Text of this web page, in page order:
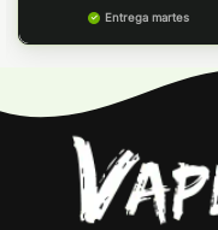
Entrega martes